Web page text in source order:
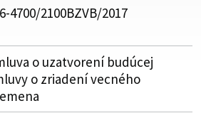
4700/2100BZVB/2017
o uzatvorení budúcej
o zriadení vecného